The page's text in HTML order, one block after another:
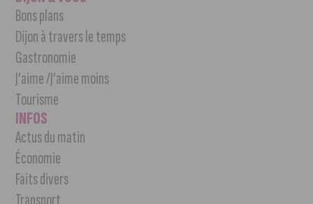
Bons plans
Dijon à travers le temps
Gastronomie
J’aime /J’aime moins
Tourisme
INFOS
Actus du matin
Économie
Faits divers